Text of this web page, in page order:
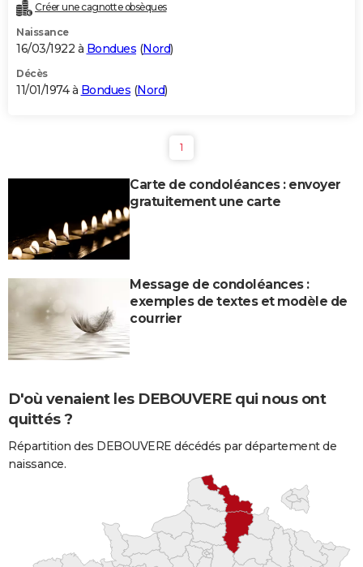
Créer une cagnotte obsèques
Naissance
16/03/1922 à Bondues (Nord)
Décès
11/01/1974 à Bondues (Nord)
1
Carte de condoléances : envoyer
gratuitement une carte
Message de condoléances :
exemples de textes et modèle de
courrier
D'où venaient les DEBOUVERE qui nous ont
quittés ?
Répartition des DEBOUVERE décédés par département de
naissance.